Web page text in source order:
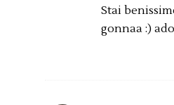
Stai
gonnaa :)